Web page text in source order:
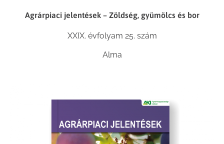
Agrárpiaci jelentések – Zöldség, gyümölcs és bor
XXIX. évfolyam 25. szám
Alma